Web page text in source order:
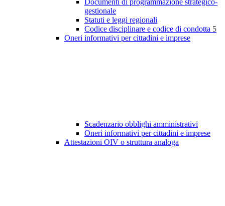
Documenti di programmazione strategico-
gestionale
Statuti e leggi regionali
Codice disciplinare e codice di condotta 5
Oneri informativi per cittadini e imprese
Scadenzario obblighi amministrativi
Oneri informativi per cittadini e imprese
Attestazioni OIV o struttura analoga